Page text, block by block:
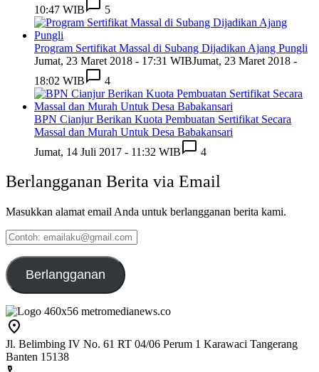
10:47 WIB
5
Program Sertifikat Massal di Subang Dijadikan Ajang Pungli
Jumat, 23 Maret 2018 - 17:31 WIBJumat, 23 Maret 2018 -
18:02 WIB
4
BPN Cianjur Berikan Kuota Pembuatan Sertifikat Secara
Massal dan Murah Untuk Desa Babakansari
Jumat, 14 Juli 2017 - 11:32 WIB
4
Berlangganan Berita via Email
Masukkan alamat email Anda untuk berlangganan berita kami.
Contoh:
emailaku@gmail.com
Berlangganan
Jl. Belimbing IV No. 61 RT 04/06 Perum 1 Karawaci Tangerang
Banten 15138